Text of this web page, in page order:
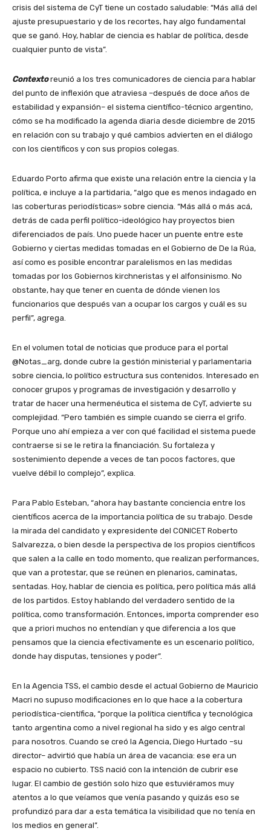
crisis del sistema de CyT tiene un costado saludable: “Más allá del
ajuste presupuestario y de los recortes, hay algo fundamental
que se ganó. Hoy, hablar de ciencia es hablar de política, desde
cualquier punto de vista”.
Contexto reunió a los tres comunicadores de ciencia para hablar
del punto de inflexión que atraviesa –después de doce años de
estabilidad y expansión– el sistema científico-técnico argentino,
cómo se ha modificado la agenda diaria desde diciembre de 2015
en relación con su trabajo y qué cambios advierten en el diálogo
con los científicos y con sus propios colegas.
Eduardo Porto afirma que existe una relación entre la ciencia y la
política, e incluye a la partidaria, “algo que es menos indagado en
las coberturas periodísticas» sobre ciencia. “Más allá o más acá,
detrás de cada perfil político-ideológico hay proyectos bien
diferenciados de país. Uno puede hacer un puente entre este
Gobierno y ciertas medidas tomadas en el Gobierno de De la Rúa,
así como es posible encontrar paralelismos en las medidas
tomadas por los Gobiernos kirchneristas y el alfonsinismo. No
obstante, hay que tener en cuenta de dónde vienen los
funcionarios que después van a ocupar los cargos y cuál es su
perfil”, agrega.
En el volumen total de noticias que produce para el portal
@Notas_arg, donde cubre la gestión ministerial y parlamentaria
sobre ciencia, lo político estructura sus contenidos. Interesado en
conocer grupos y programas de investigación y desarrollo y
tratar de hacer una hermenéutica el sistema de CyT, advierte su
complejidad. “Pero también es simple cuando se cierra el grifo.
Porque uno ahí empieza a ver con qué facilidad el sistema puede
contraerse si se le retira la financiación. Su fortaleza y
sostenimiento depende a veces de tan pocos factores, que
vuelve débil lo complejo”, explica.
Para Pablo Esteban, “ahora hay bastante conciencia entre los
científicos acerca de la importancia política de su trabajo. Desde
la mirada del candidato y expresidente del CONICET Roberto
Salvarezza, o bien desde la perspectiva de los propios científicos
que salen a la calle en todo momento, que realizan performances,
que van a protestar, que se reúnen en plenarios, caminatas,
sentadas. Hoy, hablar de ciencia es política, pero política más allá
de los partidos. Estoy hablando del verdadero sentido de la
política, como transformación. Entonces, importa comprender eso
que a priori muchos no entendían y que diferencia a los que
pensamos que la ciencia efectivamente es un escenario político,
donde hay disputas, tensiones y poder”.
En la Agencia TSS, el cambio desde el actual Gobierno de Mauricio
Macri no supuso modificaciones en lo que hace a la cobertura
periodística-científica, “porque la política científica y tecnológica
tanto argentina como a nivel regional ha sido y es algo central
para nosotros. Cuando se creó la Agencia, Diego Hurtado –su
director– advirtió que había un área de vacancia: ese era un
espacio no cubierto. TSS nació con la intención de cubrir ese
lugar. El cambio de gestión solo hizo que estuviéramos muy
atentos a lo que veíamos que venía pasando y quizás eso se
profundizó para dar a esta temática la visibilidad que no tenía en
los medios en general”.